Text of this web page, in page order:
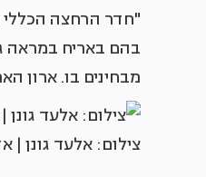
"חדר הרחצה הכללי
בהם באריח במראה
מבחינים בו. ארון
צילום: אלעד גונן |